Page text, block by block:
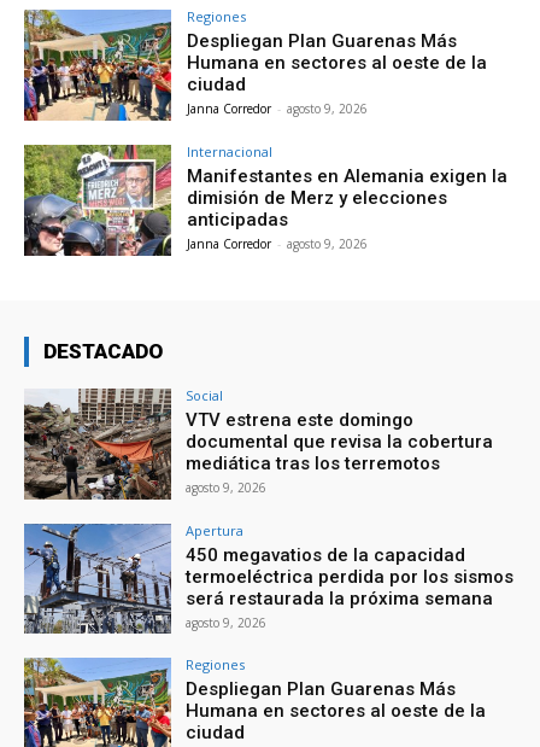
Regiones
Despliegan Plan Guarenas Más
Humana en sectores al oeste de la
ciudad
Janna Corredor - agosto 9, 2026
Internacional
Manifestantes en Alemania exigen la
dimisión de Merz y elecciones
anticipadas
Janna Corredor - agosto 9, 2026
DESTACADO
Social
VTV estrena este domingo
documental que revisa la cobertura
mediática tras los terremotos
agosto 9, 2026
Apertura
450 megavatios de la capacidad
termoeléctrica perdida por los sismos
será restaurada la próxima semana
agosto 9, 2026
Regiones
Despliegan Plan Guarenas Más
Humana en sectores al oeste de la
ciudad